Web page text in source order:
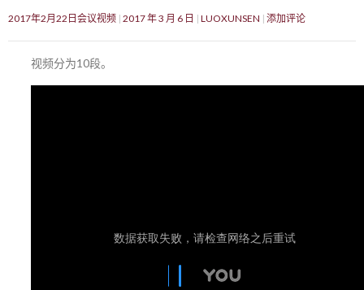
2017年2月22日会议视频 2017 年 3 月 6 日 LUOXUNSEN 添加评论
视频分为10段。